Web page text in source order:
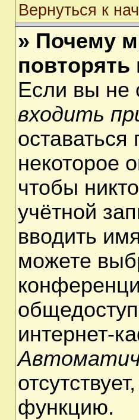
Вернуться к
» Почему
Если вы не
входить
некоторое
чтобы
учётной
вводить
можете
интернет-
функцию.